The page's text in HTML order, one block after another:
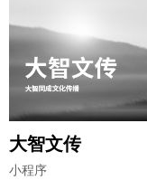
大智文传
小程序